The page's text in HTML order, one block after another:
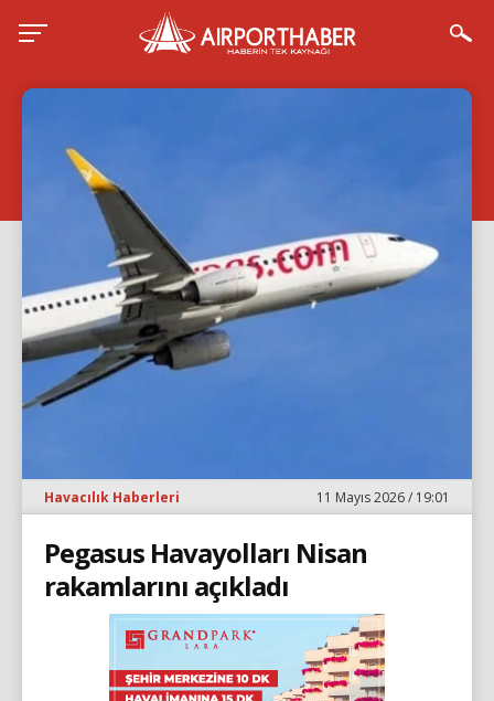
Havacılık Haberleri 11 Mayıs 2026 / 19:01
Pegasus Havayolları Nisan
rakamlarını açıkladı